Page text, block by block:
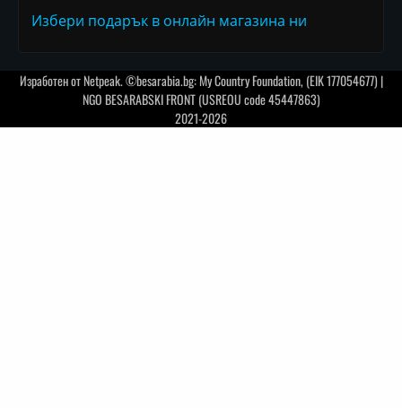
Избери подарък в онлайн магазина ни
Изработен отNetpeak. ©besarabia.bg: My Country Foundation, (EIK 177054677) |
NGO BESARABSKI FRONT (USREOU code 45447863)
2021-2026